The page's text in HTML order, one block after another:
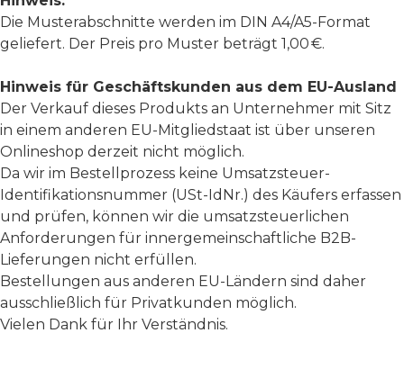
Die Musterabschnitte werden im DIN A4/A5-Format
geliefert. Der Preis pro Muster beträgt 1,00 €.
Hinweis für Geschäftskunden aus dem EU-Ausland
Der Verkauf dieses Produkts an Unternehmer mit Sitz
in einem anderen EU-Mitgliedstaat ist über unseren
Onlineshop derzeit nicht möglich.
Da wir im Bestellprozess keine Umsatzsteuer-
Identifikationsnummer (USt-IdNr.) des Käufers erfassen
und prüfen, können wir die umsatzsteuerlichen
Anforderungen für innergemeinschaftliche B2B-
Lieferungen nicht erfüllen.
Bestellungen aus anderen EU-Ländern sind daher
ausschließlich für Privatkunden möglich.
Vielen Dank für Ihr Verständnis.